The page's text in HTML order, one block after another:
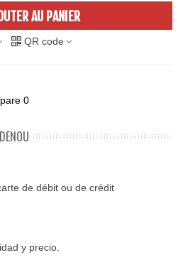
AU PANIER
QR code
0
de débit ou de crédit
y precio.